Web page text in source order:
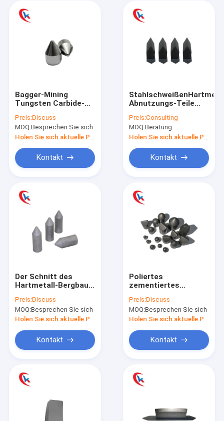
Produkte
Über uns
Bagger-Mining
Tungsten Carbide-
polierten Härte 87,8 -
90,5
Preis:Discuss
MOQ:Besprechen Sie sich
Kontakt
Abnutzungs-Teile
Preis:Consulting
MOQ:Beratung
Kontakt
Der Schnitt des
Hartmetall-Bergbaus
kundenspezifisches
haltbares
Preis:Discuss
MOQ:Besprechen Sie sich
Holen Sie sich aktuelle Preis
Kontakt
Poliertes
zementiertes
ungemahlene hohe
Härte
Preis:Discuss
MOQ:Besprechen Sie sich
Holen Sie sich aktuelle Preis
Kontakt